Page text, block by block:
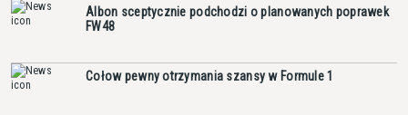
Albon sceptycznie podchodzi o planowanych poprawek
FW48
Cołow pewny otrzymania szansy w Formule 1